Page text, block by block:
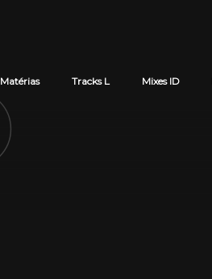
Matérias Tracks L Mixes ID